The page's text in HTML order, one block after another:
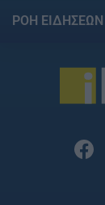
ΡΟΗ ΕΙΔΗΣΕΩΝ